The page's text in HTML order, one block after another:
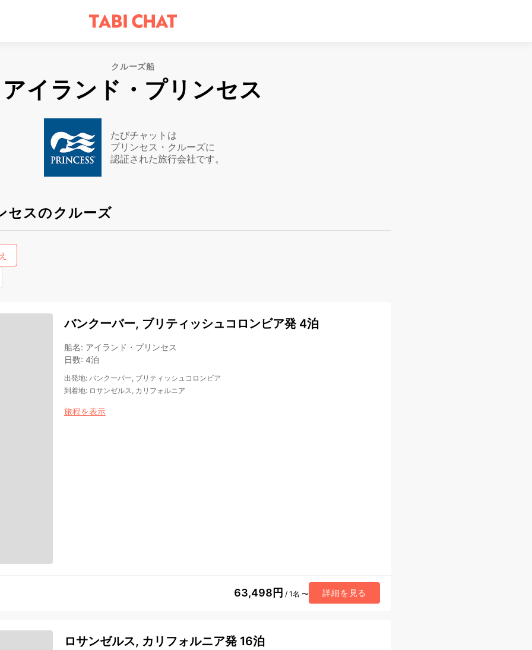
クルーズ船
アイランド・プリンセス
たびチャットは
プリンセス・クルーズに
認証された旅行会社です。
セスのクルーズ
バンクーバー, ブリティッシュコロンビア発 4泊
船名: アイランド・プリンセス
日数: 4泊
出発地: バンクーバー, ブリティッシュコロンビア
到着地: ロサンゼルス, カリフォルニア
旅程を表示
63,498円 / 1名 〜 詳細を見る
ロサンゼルス, カリフォルニア発 16泊